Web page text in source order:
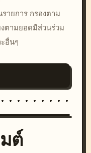
ายการ กรองตาม
งตามยอดมีส่วนร่วม
อื่นๆ
ต์